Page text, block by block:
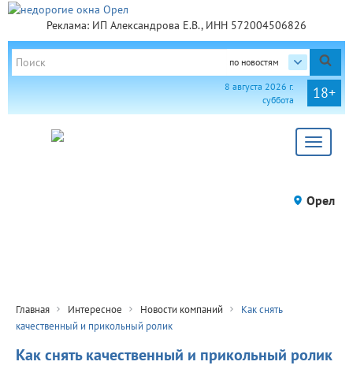
Реклама: ИП Александрова Е.В., ИНН 572004506826
по новостям
18+
8 августа 2026 г.
суббота
Toggle
Орел
Главная Интересное Новости компаний
Как снять
качественный и прикольный ролик
Как снять качественный и прикольный ролик